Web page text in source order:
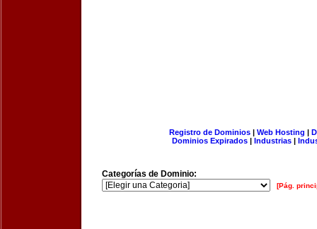
Registro de Dominios| Web Hosting |
Dominios Expirados | Industrias |
Categorías de Dominio:
[Pág.